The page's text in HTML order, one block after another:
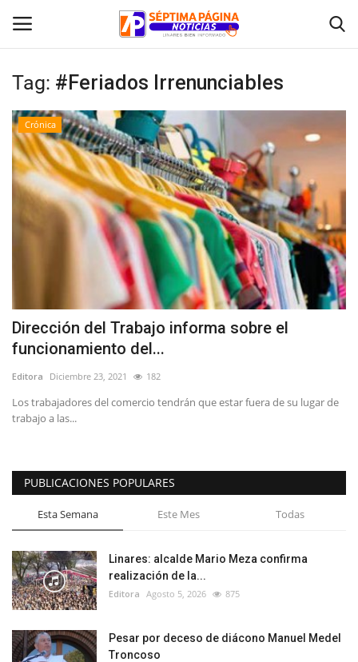
Inicio
Crónica
Policial
Tribunales
Política
Espectáculos
Tag: #Feriados Irrenunciables
Crónica
Dirección del Trabajo informa sobre el
funcionamiento del...
Editora Diciembre 23, 2021 182
Los trabajadores del comercio tendrán que estar fuera de su lugar de
trabajo a las...
PUBLICACIONES POPULARES
Esta Semana Este Mes Todas
Linares: alcalde Mario Meza confirma
realización de la...
Editora Agosto 5, 2026 875
Pesar por deceso de diácono Manuel Medel
Troncoso